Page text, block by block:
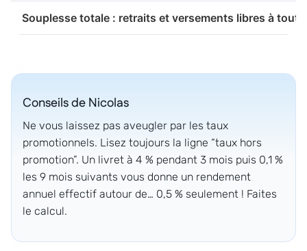
Souplesse totale : retraits et versements libres à tout
Conseils deNicolas
Ne vous laissez pas aveugler par les taux
promotionnels. Lisez toujours la ligne “taux hors
promotion”. Un livret à 4 % pendant 3 mois puis 0,1 %
les 9 mois suivants vous donne un rendement
annuel effectif autour de… 0,5 % seulement ! Faites
le calcul.